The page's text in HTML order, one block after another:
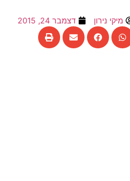
מיקי נירון דצמבר 24, 2015